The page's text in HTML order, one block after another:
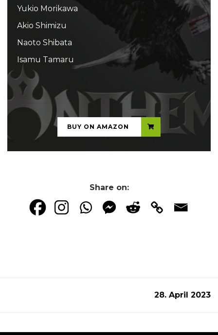
Yukio Morikawa
Akio Shimizu
Naoto Shibata
Isamu Tamaru
...
BUY ON AMAZON
Share on:
28. April 2023